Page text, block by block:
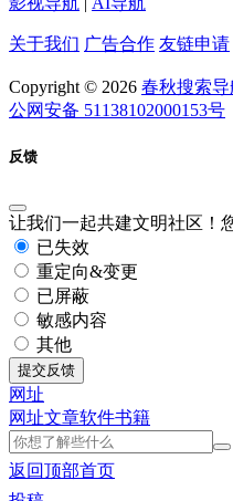
关于我们 广告合作 友链申请
Copyright © 2026 春秋搜索导
公网安备 51138102000153号
反馈
让我们一起共建文明社区！
已失效
重定向&变更
已屏蔽
敏感内容
其他
提交反馈
网址
网址文章软件书籍
返回顶部首页